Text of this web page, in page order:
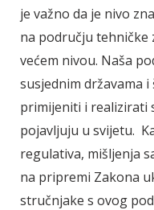
je važno da je nivo
na području tehničke
većem nivou. Naša
susjednim državama
primijeniti i realizirati
pojavljuju u svijetu.
regulativa, mišljenja
na pripremi Zakona
stručnjake s ovog